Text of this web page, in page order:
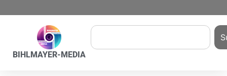
BIHLMAYER-MEDIA